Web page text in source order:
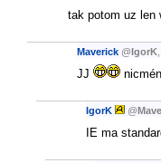
tak potom uz len
Maverick @IgorK
JJ
IgorK @
IE ma